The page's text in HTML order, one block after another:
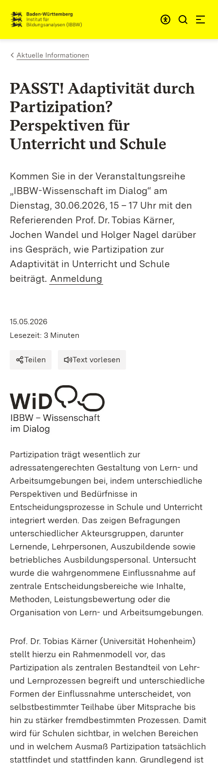
Zum Inhalt springen
Link zur Startseite
Aktuelle Informationen
PASST! Adaptivität durch
Partizipation?
Perspektiven für
Unterricht und Schule
Kommen Sie in der Veranstaltungsreihe
„IBBW-Wissenschaft im Dialog“ am
Dienstag, 30.06.2026, 15 – 17 Uhr mit den
Referierenden Prof. Dr. Tobias Kärner,
Jochen Wandel und Holger Nagel darüber
ins Gespräch, wie Partizipation zur
Adaptivität in Unterricht und Schule
beiträgt. Anmeldung
15.05.2026
Lesezeit: 3 Minuten
Teilen Text vorlesen
Partizipation trägt wesentlich zur
adressatengerechten Gestaltung von Lern- und
Arbeitsumgebungen bei, indem unterschiedliche
Perspektiven und Bedürfnisse in
Entscheidungsprozesse in Schule und Unterricht
integriert werden. Das zeigen Befragungen
unterschiedlicher Akteursgruppen, darunter
Lernende, Lehrpersonen, Auszubildende sowie
betriebliches Ausbildungspersonal. Untersucht
wurde die wahrgenommene Einflussnahme auf
zentrale Entscheidungsbereiche wie Inhalte,
Methoden, Leistungsbewertung oder die
Organisation von Lern- und Arbeitsumgebungen.
Prof. Dr. Tobias Kärner (Universität Hohenheim)
stellt hierzu ein Rahmenmodell vor, das
Partizipation als zentralen Bestandteil von Lehr-
und Lernprozessen begreift und unterschiedliche
Formen der Einflussnahme unterscheidet, von
selbstbestimmter Teilhabe über Mitsprache bis
hin zu stärker fremdbestimmten Prozessen. Damit
wird für Schulen sichtbar, in welchen Bereichen
und in welchem Ausmaß Partizipation tatsächlich
stattfindet und stattfinden kann. Grundlegend ist